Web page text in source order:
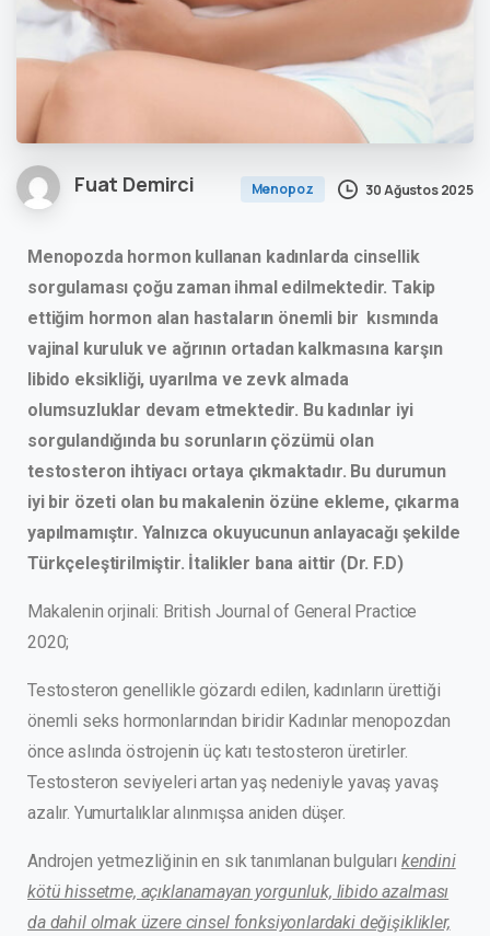
Fuat Demirci Menopoz 30 Ağustos 2025
Menopozda hormon kullanan kadınlarda cinsellik
sorgulaması çoğu zaman ihmal edilmektedir. Takip
ettiğim hormon alan hastaların önemli bir kısmında
vajinal kuruluk ve ağrının ortadan kalkmasına karşın
libido eksikliği, uyarılma ve zevk almada
olumsuzluklar devam etmektedir. Bu kadınlar iyi
sorgulandığında bu sorunların çözümü olan
testosteron ihtiyacı ortaya çıkmaktadır. Bu durumun
iyi bir özeti olan bu makalenin özüne ekleme, çıkarma
yapılmamıştır. Yalnızca okuyucunun anlayacağı şekilde
Türkçeleştirilmiştir. İtalikler bana aittir (Dr. F.D)
Makalenin orjinali: British Journal of General Practice
2020;
Testosteron genellikle gözardı edilen, kadınların ürettiği
önemli seks hormonlarından biridir Kadınlar menopozdan
önce aslında östrojenin üç katı testosteron üretirler.
Testosteron seviyeleri artan yaş nedeniyle yavaş yavaş
azalır. Yumurtalıklar alınmışsa aniden düşer.
Androjen yetmezliğinin en sık tanımlanan bulguları kendini
kötü hissetme, açıklanamayan yorgunluk, libido azalması
da dahil olmak üzere cinsel fonksiyonlardaki değişiklikler,